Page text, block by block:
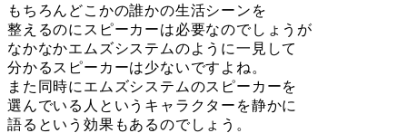
もちろんどこかの誰かの生活シーンを
整えるのにスピーカーは必要なのでしょうが
なかなかエムズシステムのように一見して
分かるスピーカーは少ないですよね。
また同時にエムズシステムのスピーカーを
選んでいる人というキャラクターを静かに
語るという効果もあるのでしょう。